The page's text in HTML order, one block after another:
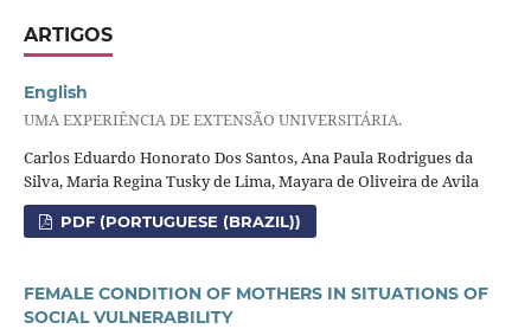
ARTIGOS
English
UMA EXPERIÊNCIA DE EXTENSÃO UNIVERSITÁRIA.
Carlos Eduardo Honorato Dos Santos, Ana Paula Rodrigues da
Silva, Maria Regina Tusky de Lima, Mayara de Oliveira de Avila
PDF (PORTUGUESE (BRAZIL))
FEMALE CONDITION OF MOTHERS IN SITUATIONS OF
SOCIAL VULNERABILITY